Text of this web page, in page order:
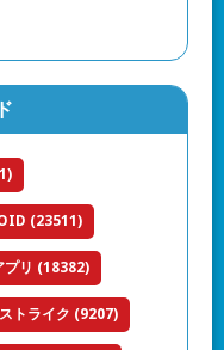
(23511)
リ (18382)
トライク (9207)